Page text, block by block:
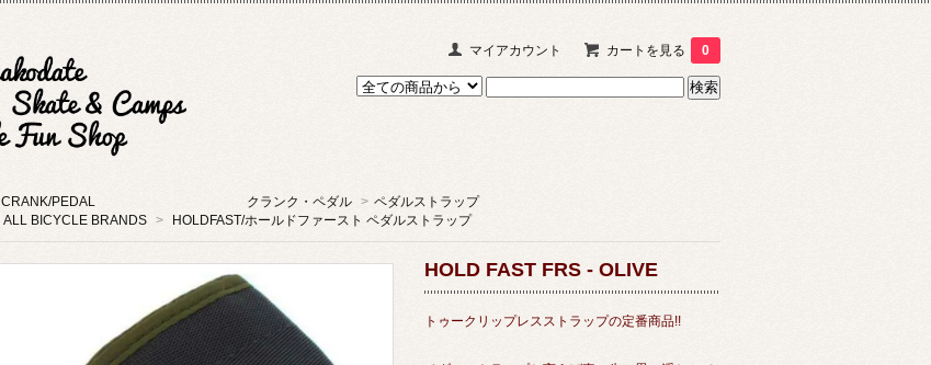
マイアカウント カートを見る 0
CRANK/PEDAL クランク・ペダル > ペダルストラップ
ALL BICYCLE BRANDS > HOLDFAST/ホールドファースト ペダルストラップ
HOLD FAST FRS - OLIVE
トゥークリップレスストラップの定番商品!!